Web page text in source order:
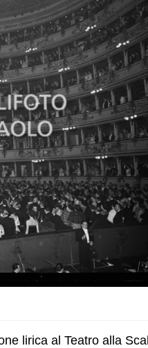
lirica al Teatro alla